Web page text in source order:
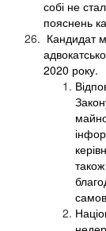
собі не
пояснень
Кандидат
2020 року.